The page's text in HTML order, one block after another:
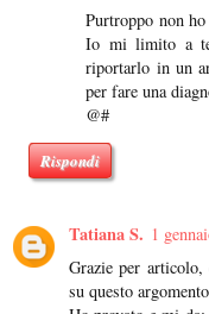
Purtroppo non
Io mi limito a
riportarlo in un
per fare una
@#
Rispondi
Tatiana S. 1
Grazie per
su questo